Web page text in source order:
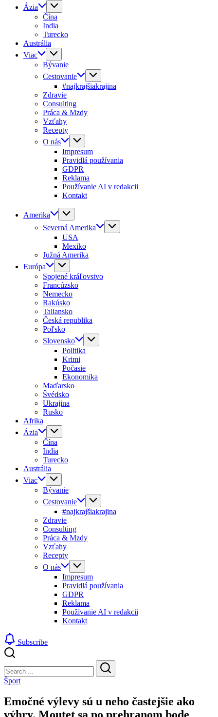
Ázia
Čína
India
Turecko
Austrália
Viac
Bývanie
Cestovanie
#najkrajšiakrajina
Zdravie
Consulting
Práca & Mzdy
Vzťahy
Recepty
O nás
Impresum
Pravidlá používania
GDPR
Reklama
Používanie AI v redakcii
Kontakt
Amerika
Severná Amerika
USA
Mexiko
Južná Amerika
Európa
Spojené kráľovstvo
Francúzsko
Nemecko
Rakúsko
Taliansko
Česká republika
Poľsko
Slovensko
Politika
Krimi
Počasie
Ekonomika
Maďarsko
Švédsko
Ukrajina
Rusko
Afrika
Ázia
Čína
India
Turecko
Austrália
Viac
Bývanie
Cestovanie
#najkrajšiakrajina
Zdravie
Consulting
Práca & Mzdy
Vzťahy
Recepty
O nás
Impresum
Pravidlá používania
GDPR
Reklama
Používanie AI v redakcii
Kontakt
Subscribe
Search
Search
Šport
Emočné výlevy sú u neho častejšie ako